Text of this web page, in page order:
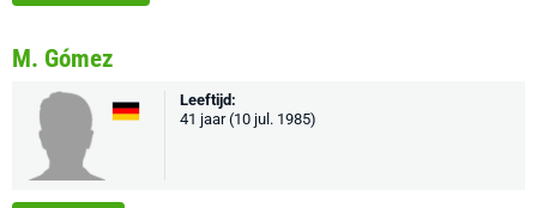
M. Gómez
Leeftijd:
41 jaar (10 jul. 1985)